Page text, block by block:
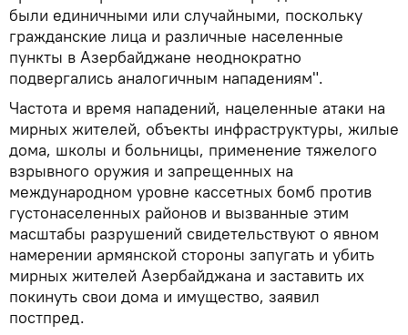
были единичными или случайными, поскольку
гражданские лица и различные населенные
пункты в Азербайджане неоднократно
подвергались аналогичным нападениям".
Частота и время нападений, нацеленные атаки на
мирных жителей, объекты инфраструктуры, жилые
дома, школы и больницы, применение тяжелого
взрывного оружия и запрещенных на
международном уровне кассетных бомб против
густонаселенных районов и вызванные этим
масштабы разрушений свидетельствуют о явном
намерении армянской стороны запугать и убить
мирных жителей Азербайджана и заставить их
покинуть свои дома и имущество, заявил
постпред.